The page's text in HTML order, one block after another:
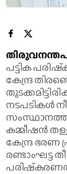
പട്ടിക
കേന്ദ്ര
നടപടികള്‍
കമ്മീഷന്‍
കേന്ദ്ര ഭരണ
രണ്ടാംഘട്ട